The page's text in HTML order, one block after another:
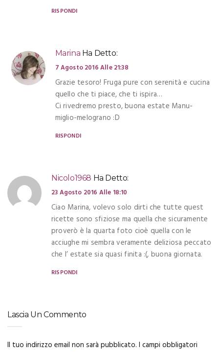
RISPONDI
Marina Ha Detto:
7 Agosto 2016 Alle 21:38
Grazie tesoro! Fruga pure con serenità e cucina
quello che ti piace, che ti ispira…
Ci rivedremo presto, buona estate Manu-
miglio-melograno :D
RISPONDI
Nicolo1968 Ha Detto:
23 Agosto 2016 Alle 18:10
Ciao Marina, volevo solo dirti che tutte quest
ricette sono sfiziose ma quella che sicuramente
proverò è la quarta foto cioè quella con le
acciughe mi sembra veramente deliziosa peccato
che l’ estate sia quasi finita :(, buona giornata.
RISPONDI
Lascia Un Commento
Il tuo indirizzo email non sarà pubblicato. I campi obbligatori